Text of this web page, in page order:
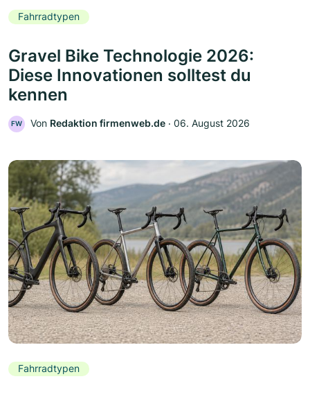
Fahrradtypen
Gravel Bike Technologie 2026:
Diese Innovationen solltest du
kennen
FW Von Redaktion firmenweb.de ‧ 06. August 2026
Fahrradtypen